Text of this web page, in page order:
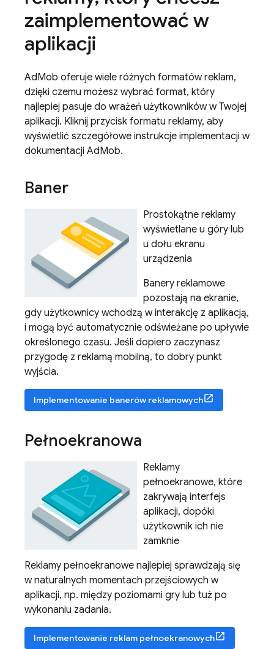
zaimplementować w
aplikacji
AdMob oferuje wiele różnych formatów reklam,
dzięki czemu możesz wybrać format, który
najlepiej pasuje do wrażeń użytkowników w Twojej
aplikacji. Kliknij przycisk formatu reklamy, aby
wyświetlić szczegółowe instrukcje implementacji w
dokumentacji AdMob.
Baner
Prostokątne reklamy
wyświetlane u góry lub
u dołu ekranu
urządzenia
Banery reklamowe
pozostają na ekranie,
gdy użytkownicy wchodzą w interakcję z aplikacją,
i mogą być automatycznie odświeżane po upływie
określonego czasu. Jeśli dopiero zaczynasz
przygodę z reklamą mobilną, to dobry punkt
wyjścia.
Implementowanie banerów reklamowych
Pełnoekranowa
Reklamy
pełnoekranowe, które
zakrywają interfejs
aplikacji, dopóki
użytkownik ich nie
zamknie
Reklamy pełnoekranowe najlepiej sprawdzają się
w naturalnych momentach przejściowych w
aplikacji, np. między poziomami gry lub tuż po
wykonaniu zadania.
Implementowanie reklam pełnoekranowych